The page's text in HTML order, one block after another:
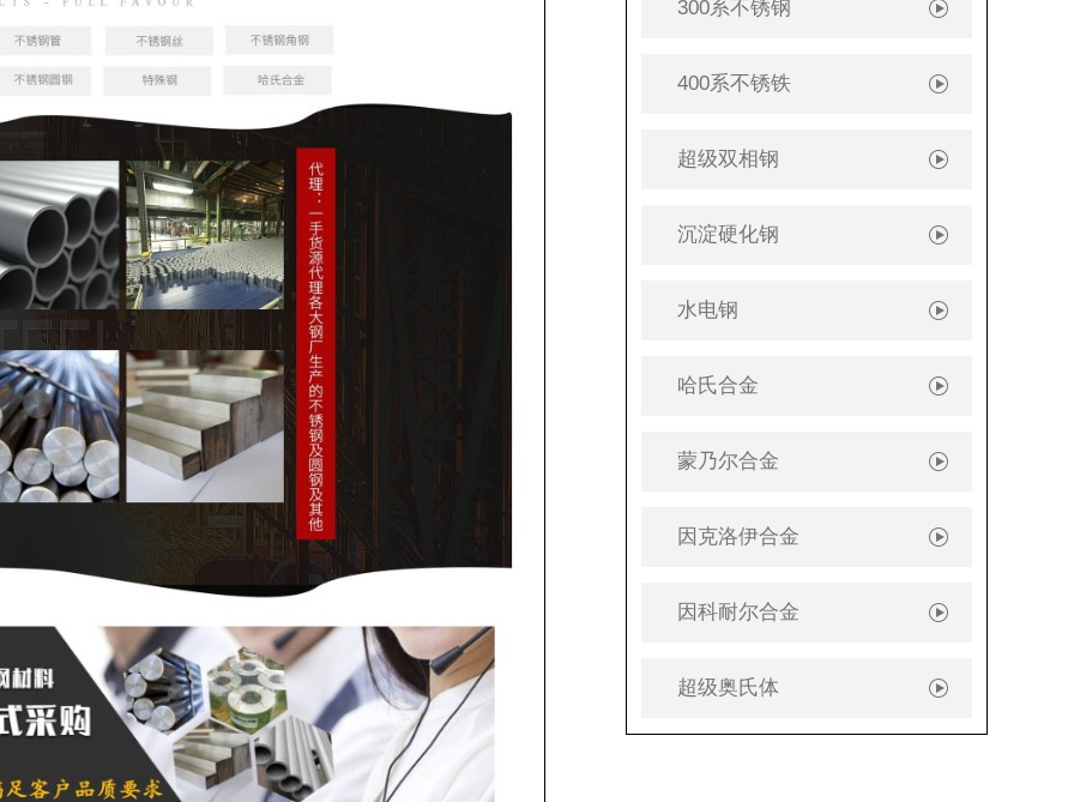
300系不锈钢
400系不锈铁
超级双相钢
沉淀硬化钢
水电钢
哈氏合金
蒙乃尔合金
因克洛伊合金
因科耐尔合金
超级奥氏体